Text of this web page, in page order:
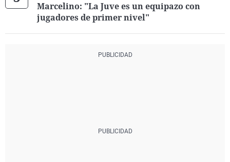
Marcelino: "La Juve es un equipazo con
jugadores de primer nivel"